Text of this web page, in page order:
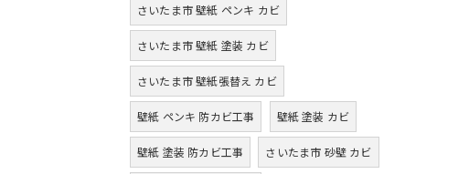
さいたま市 壁紙 ペンキ カビ
さいたま市 壁紙 塗装 カビ
さいたま市 壁紙張替え カビ
壁紙 ペンキ 防カビ工事 壁紙 塗装 カビ
壁紙 塗装 防カビ工事 さいたま市 砂壁 カビ